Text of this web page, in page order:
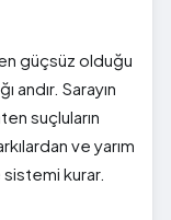
güçsüz olduğu
andır. Sarayın
suçluların
ve yarım
kurar.